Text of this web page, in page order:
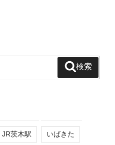
検索
JR茨木駅 いばきた